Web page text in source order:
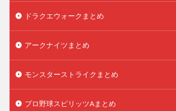
ドラクエウォークまとめ
アークナイツまとめ
モンスターストライクまとめ
プロ野球スピリッツAまとめ